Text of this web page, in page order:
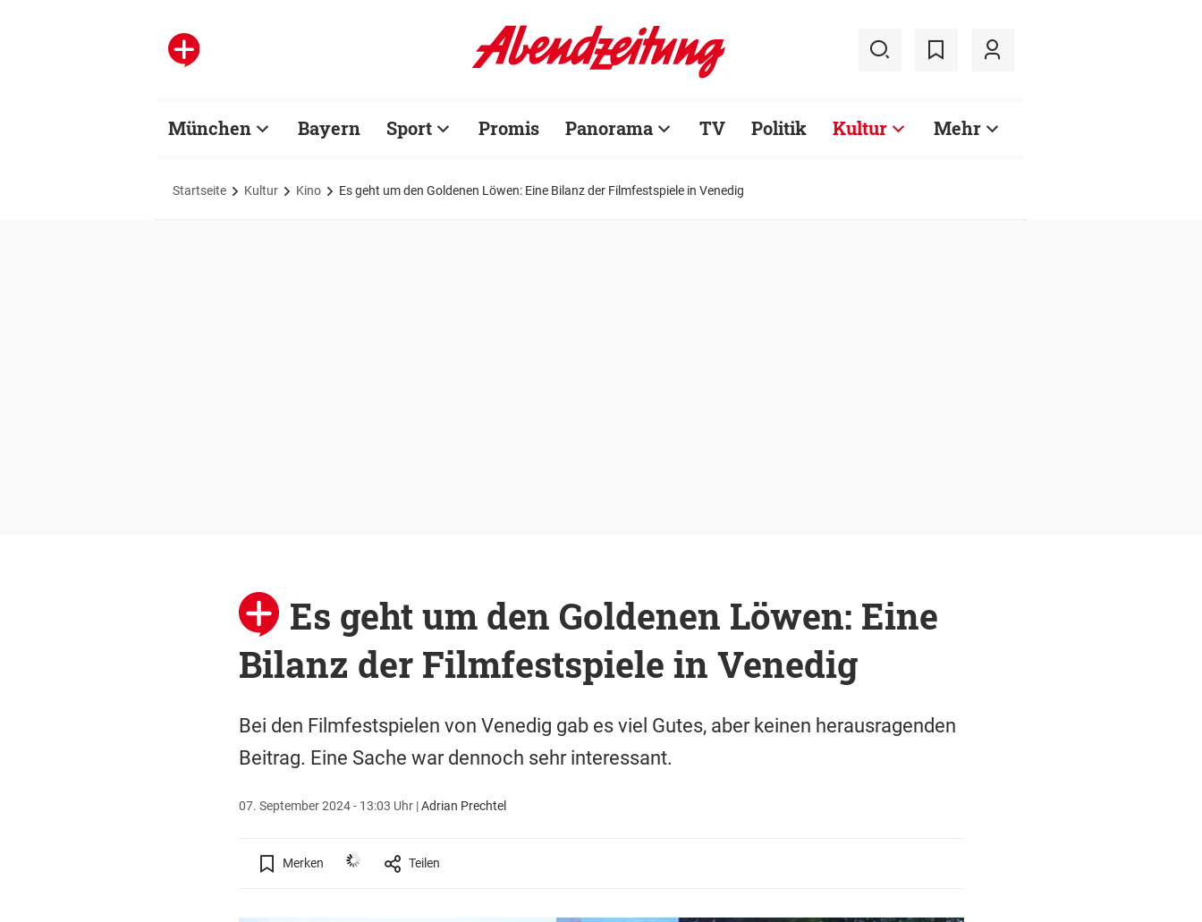
München Bayern Sport Promis Panorama TV Politik Kultur Mehr
Startseite Kultur Kino Es geht um den Goldenen Löwen: Eine Bilanz der Filmfestspiele in Venedig
Es geht um den Goldenen Löwen: Eine
Bilanz der Filmfestspiele in Venedig
Bei den Filmfestspielen von Venedig gab es viel Gutes, aber keinen herausragenden
Beitrag. Eine Sache war dennoch sehr interessant.
07. September 2024 - 13:03 Uhr |Adrian Prechtel
Merken Teilen